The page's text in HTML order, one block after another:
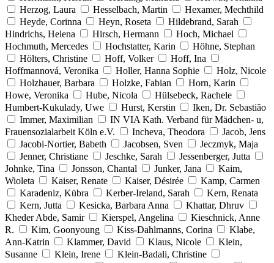
Herzog, Laura
Hesselbach, Martin
Hexamer, Mechthild
Heyde, Corinna
Heyn, Roseta
Hildebrand, Sarah
Hindrichs, Helena
Hirsch, Hermann
Hoch, Michael
Hochmuth, Mercedes
Hochstatter, Karin
Höhne, Stephan
Hölters, Christine
Hoff, Volker
Hoff, Ina
Hoffmannová, Veronika
Holler, Hanna Sophie
Holz, Nicole
Holzhauer, Barbara
Holzke, Fabian
Horn, Karin
Howe, Veronika
Hube, Nicola
Hülsebeck, Rachele
Humbert-Kukulady, Uwe
Hurst, Kerstin
Iken, Dr. Sebastião
Immer, Maximilian
IN VIA Kath. Verband für Mädchen- u,
Frauensozialarbeit Köln e.V.
Incheva, Theodora
Jacob, Jens
Jacobi-Nortier, Babeth
Jacobsen, Sven
Jeczmyk, Maja
Jenner, Christiane
Jeschke, Sarah
Jessenberger, Jutta
Johnke, Tina
Jonsson, Chantal Junker, Jana
Kaim,
Wioleta
Kaiser, Renate Kaiser, Désirée
Kamp, Carmen
Karadeniz, Kübra
Kerber-Ireland, Sarah
Kern, Renata
Kern, Jutta
Kesicka, Barbara Anna
Khattar, Dhruv
Kheder Abde, Samir
Kierspel, Angelina
Kieschnick, Anne
R.
Kim, Goonyoung Kiss-Dahlmanns, Corina
Klabe,
Ann-Katrin
Klammer, David Klaus, Nicole
Klein,
Susanne
Klein, Irene
Klein-Badali, Christine